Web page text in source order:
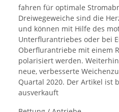
fahren für optimale
Dreiwegeweiche sind die
und können mit Hilfe des
Unterflurantriebes oder bei
Oberflurantriebe mit einem
polarisiert werden.
neue, verbesserte
Quartal 2020. Der Artikel ist
ausverkauft